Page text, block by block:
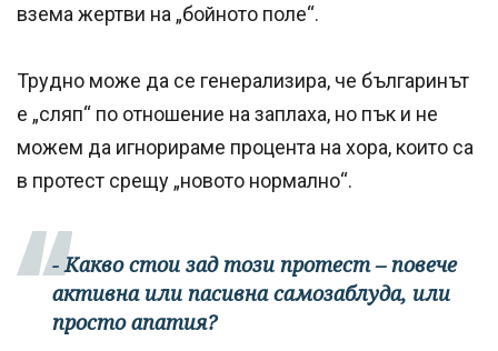
взема жертви на „бойното поле“.
Трудно може да се генерализира, че българинът
е „сляп“ по отношение на заплаха, но пък и не
можем да игнорираме процента на хора, които са
в протест срещу „новото нормално“.
- Какво стои зад този протест – повече
активна или пасивна самозаблуда, или
просто апатия?